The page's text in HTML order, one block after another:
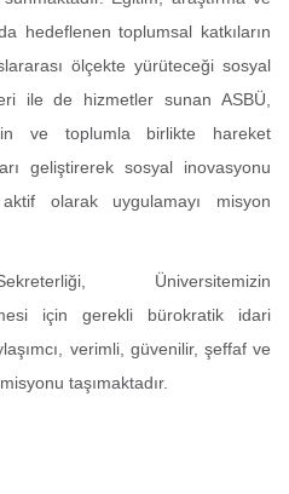
hedeflenen toplumsal katkıların
ölçekte yürüteceği sosyal
ile de hizmetler sunan ASBÜ,
ve toplumla birlikte hareket
geliştirerek sosyal inovasyonu
olarak uygulamayı misyon
Üniversitemizin
için gerekli bürokratik idari
verimli, güvenilir, şeffaf ve
taşımaktadır.